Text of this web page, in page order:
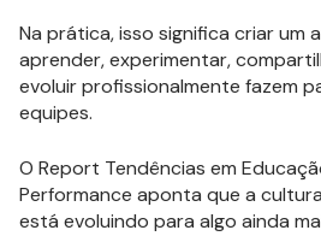
Na prática, isso significa criar um
aprender, experimentar,
evoluir profissionalmente fazem
equipes.
O Report Tendências em
Performance aponta que a
está evoluindo para algo ainda